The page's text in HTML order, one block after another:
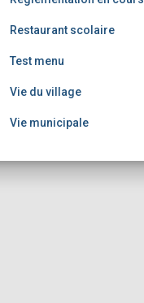
Restaurant scolaire
Test menu
Vie du village
Vie municipale